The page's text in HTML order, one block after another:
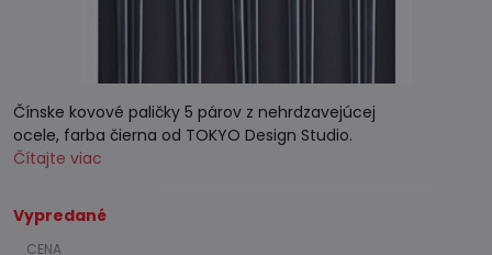
Čínske kovové paličky 5 párov z nehrdzavejúcej
ocele, farba čierna od TOKYO Design Studio.
Čítajte viac
Vypredané